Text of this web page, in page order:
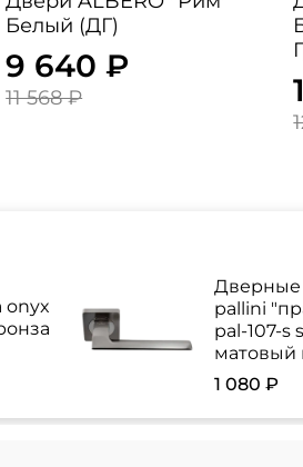
Белый (ДГ)
9 640 ₽
11 568 ₽
onyx
Дверные
pallini
pal-107-s
матовый
1 080 ₽